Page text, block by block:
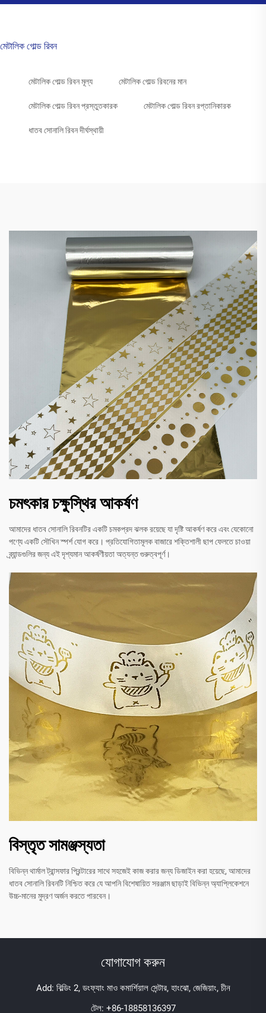
মেটালিক গোল্ড রিবন
মেটালিক গোল্ড রিবন মূল্য মেটালিক গোল্ড রিবনের মান
মেটালিক গোল্ড রিবন প্রস্তুতকারক মেটালিক গোল্ড রিবন রপ্তানিকারক
ধাতব সোনালি রিবন দীর্ঘস্থায়ী
চমৎকার চক্ষুস্থির আকর্ষণ
আমাদের ধাতব সোনালি রিবনটির একটি চমকপ্রদ ঝলক রয়েছে যা দৃষ্টি আকর্ষণ করে এবং যেকোনো
পণ্যে একটি সৌখিন স্পর্শ যোগ করে। প্রতিযোগিতামূলক বাজারে শক্তিশালী ছাপ ফেলতে চাওয়া
ব্র্যান্ডগুলির জন্য এই দৃশ্যমান আকর্ষণীয়তা অত্যন্ত গুরুত্বপূর্ণ।
বিস্তৃত সামঞ্জস্যতা
বিভিন্ন থার্মাল ট্রান্সফার প্রিন্টারের সাথে সহজেই কাজ করার জন্য ডিজাইন করা হয়েছে, আমাদের
ধাতব সোনালি রিবনটি নিশ্চিত করে যে আপনি বিশেষায়িত সরঞ্জাম ছাড়াই বিভিন্ন অ্যাপ্লিকেশনে
উচ্চ-মানের মুদ্রণ অর্জন করতে পারবেন।
যোগাযোগ করুন
Add: বিল্ডিং 2, ডংফ্যাং মাও কমার্শিয়াল সেন্টার, হাংঝো, জেজিয়াং, চীন
টেল: +86-18858136397